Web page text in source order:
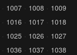
1007 1008
1009
1016 1017
1018
1025 1026
1027
1036 1037
1038